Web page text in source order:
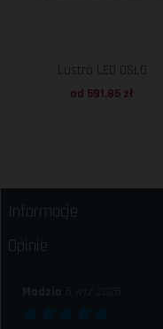
Lustro LED OSLO
od 591.85 zł
Informacje
Opinie